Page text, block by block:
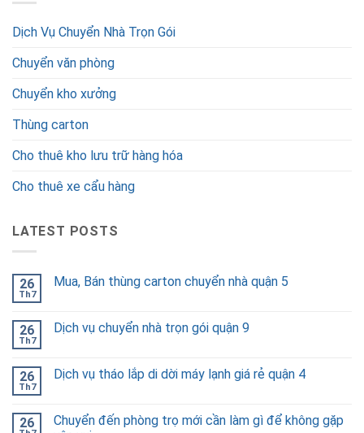
Dịch Vụ Chuyển Nhà Trọn Gói
Chuyển văn phòng
Chuyển kho xưởng
Thùng carton
Cho thuê kho lưu trữ hàng hóa
Cho thuê xe cẩu hàng
LATEST POSTS
26
Th7
Mua, Bán thùng carton chuyển nhà quận 5
26
Th7
Dịch vụ chuyển nhà trọn gói quận 9
26
Th7
Dịch vụ tháo lắp di dời máy lạnh giá rẻ quận 4
26
Chuyển đến phòng trọ mới cần làm gì để không gặp